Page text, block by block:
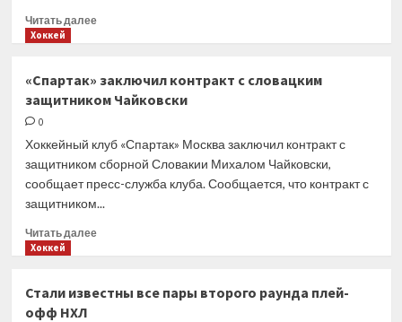
Читать далееПрочитать
Абросимов
подписал
с «Северсталью»
на два
сезона
Хоккей
«Спартак» заключил контракт с словацким
защитником Чайковски
0
Хоккейный клуб «Спартак» Москва заключил контракт с
защитником сборной Словакии Михалом Чайковски,
сообщает пресс-служба клуба. Сообщается, что контракт с
защитником...
Читать далееПрочитать
заключил
Хоккей
Стали известны все пары второго раунда плей-
офф НХЛ